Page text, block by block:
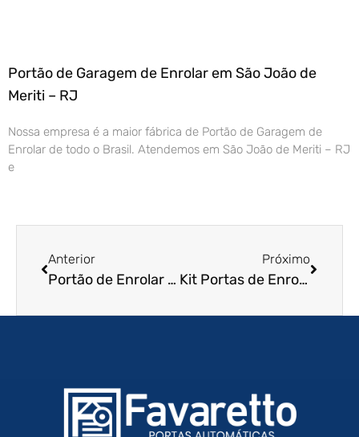
Portão de Garagem de Enrolar em São João de
Meriti – RJ
Nossa empresa é a maior fábrica de Portão de Garagem de
Enrolar de todo o Brasil. Atendemos em São João de Meriti – RJ
e
Anterior
Portão de Enrolar Automático
Próximo
Kit Portas de Enrolar